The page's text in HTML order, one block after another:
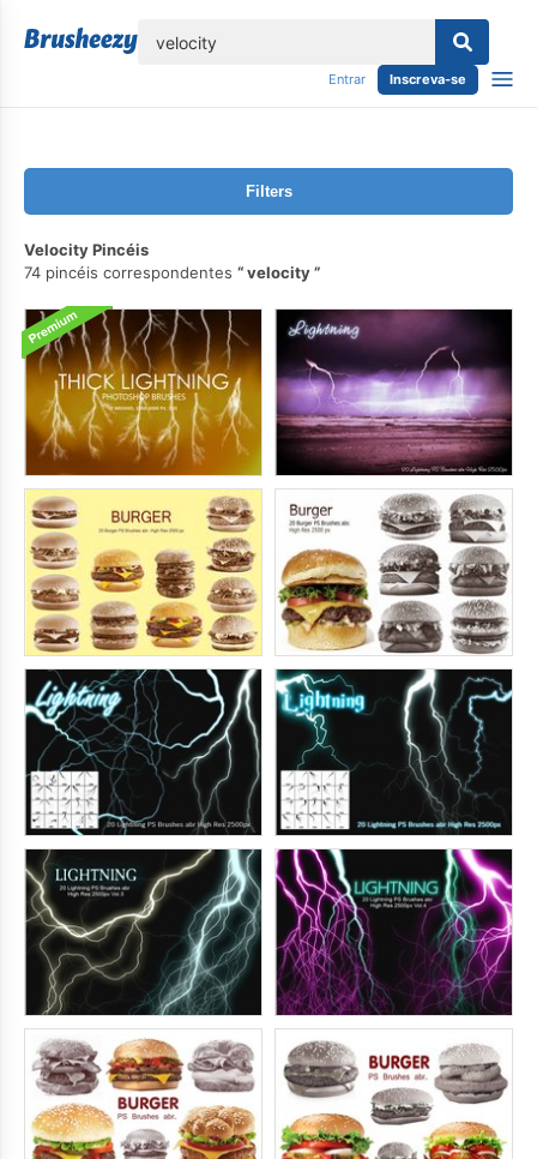
Entrar Inscreva-se
Filters
Velocity Pincéis
74 pincéis correspondentes
velocity